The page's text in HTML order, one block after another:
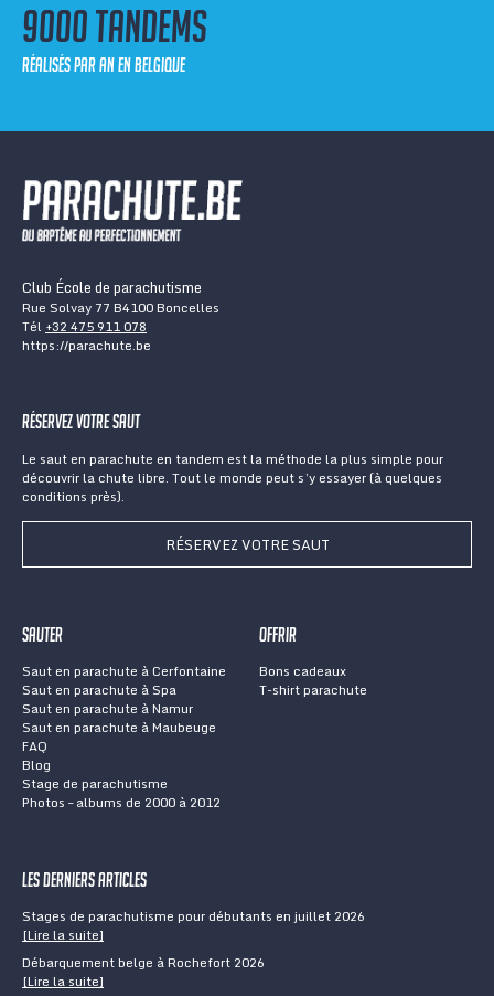
9000 tandems
réalisés par an en Belgique
Club École de parachutisme
Rue Solvay 77 B4100 Boncelles
Tél +32 475 911 078
https://parachute.be
Réservez votre saut
Le saut en parachute en tandem est la méthode la plus simple pour
découvrir la chute libre. Tout le monde peut s’y essayer (à quelques
conditions près).
RÉSERVEZ VOTRE SAUT
Sauter
Saut en parachute à Cerfontaine
Saut en parachute à Spa
Saut en parachute à Namur
Saut en parachute à Maubeuge
FAQ
Blog
Stage de parachutisme
Photos – albums de 2000 à 2012
Offrir
Bons cadeaux
T-shirt parachute
Les derniers articles
Stages de parachutisme pour débutants en juillet 2026
[Lire la suite]
Débarquement belge à Rochefort 2026
[Lire la suite]